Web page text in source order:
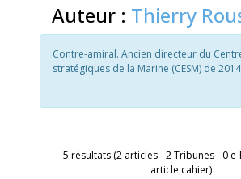
Auteur : Thierry
Contre-amiral. Ancien directeur du
stratégiques de la Marine (CESM) de
5 résultats (2 articles - 2 Tribunes - 0 e-
article cahier)